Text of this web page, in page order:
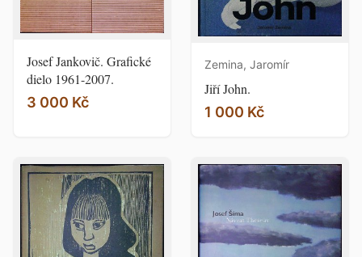
Josef Jankovič. Grafické
dielo 1961-2007.
3 000 Kč
Zemina, Jaromír
Jiří John.
1 000 Kč